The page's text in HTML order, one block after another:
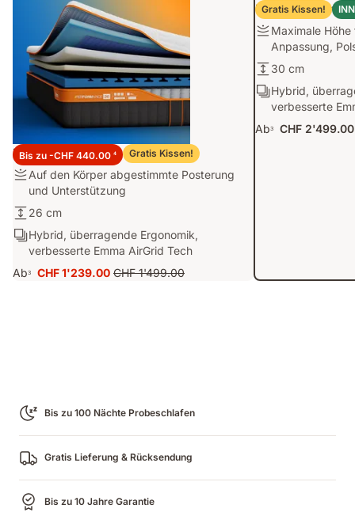
Bis zu -CHF 440.00 4 Gratis Kissen!
Emma Performance 26 Matratze
Firmness:
Auf
den
Körper
abgestimmte
Posterung
und
Auf den Körper abgestimmte Posterung
und Unterstützung
Matratzenhöhe:
26
cm
26 cm
Ergonomie/Zonen:
Hybrid,
überragende
Ergonomik,
Hybrid, überragende Ergonomik,
verbesserte Emma AirGrid Tech
Ab3
Preis
CHF 1'239.00 Ursprünglicher
CHF 1'499.00
Gratis Kissen!
Emma
Firmness:
Maximale
Höhe
für
individuelle
Anpassung,
Polsterung
Maximale
Anpassung,
Matratzenhöhe:
30
cm
30 cm
Ergonomie/Zonen:
Hybrid,
überragende
Ergonomik,
Hybrid,
verbesserte
Ab3 CHF 2'499.00
Bis zu 100 Nächte Probeschlafen
Gratis Lieferung & Rücksendung
Bis zu 10 Jahre Garantie